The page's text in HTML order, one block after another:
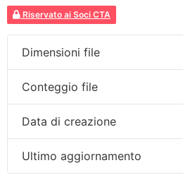
Riservato ai Soci CTA
Dimensioni file
Conteggio file
Data di creazione
Ultimo aggiornamento